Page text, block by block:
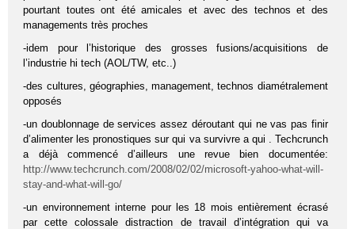
pourtant toutes ont été amicales et avec des technos et des
managements très proches
-idem pour l’historique des grosses fusions/acquisitions de
l’industrie hi tech (AOL/TW, etc..)
-des cultures, géographies, management, technos diamétralement
opposés
-un doublonnage de services assez déroutant qui ne vas pas finir
d’alimenter les pronostiques sur qui va survivre a qui . Techcrunch
a déjà commencé d’ailleurs une revue bien documentée:
http://www.techcrunch.com/2008/02/02/microsoft-yahoo-what-will-
stay-and-what-will-go/
-un environnement interne pour les 18 mois entièrement écrasé
par cette colossale distraction de travail d’intégration qui va